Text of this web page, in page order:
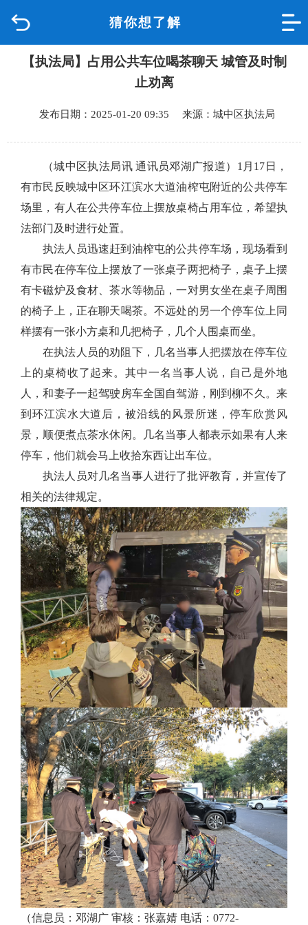
猜你想了解
品质城中
政府信息公开
互动回应
数据专题
【执法局】占用公共车位喝茶聊天 城管及时制
止劝离
发布日期：2025-01-20 09:35 来源：城中区执法局
（城中区执法局讯 通讯员邓湖广报道） 1月17日，
有市民反映城中区环江滨水大道油榨屯附近的公共停车
场里，有人在公共停车位上摆放桌椅占用车位，希望执
法部门及时进行处置。
执法人员迅速赶到油榨屯的公共停车场，现场看到
有市民在停车位上摆放了一张桌子两把椅子，桌子上摆
有卡磁炉及食材、茶水等物品，一对男女坐在桌子周围
的椅子上，正在聊天喝茶。不远处的另一个停车位上同
样摆有一张小方桌和几把椅子，几个人围桌而坐。
在执法人员的劝阻下，几名当事人把摆放在停车位
上的桌椅收了起来。其中一名当事人说，自己是外地
人，和妻子一起驾驶房车全国自驾游，刚到柳不久。来
到环江滨水大道后，被沿线的风景所迷，停车欣赏风
景，顺便煮点茶水休闲。几名当事人都表示如果有人来
停车，他们就会马上收拾东西让出车位。
执法人员对几名当事人进行了批评教育，并宣传了
相关的法律规定。
（信息员：邓湖广 审核：张嘉婧 电话：0772-